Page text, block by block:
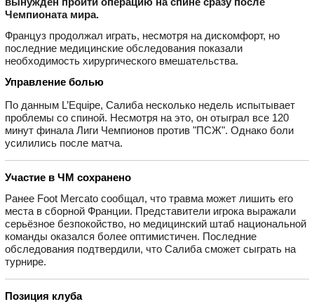
Чемпионата мира.
Француз продолжал играть, несмотря на дискомфорт, но
последние медицинские обследования показали
необходимость хирургического вмешательства.
Управление болью
По данным L’Equipe, Салиба несколько недель испытывает
проблемы со спиной. Несмотря на это, он отыграл все 120
минут финала Лиги Чемпионов против "ПСЖ". Однако боли
усилились после матча.
Участие в ЧМ сохранено
Ранее Foot Mercato сообщал, что травма может лишить его
места в сборной Франции. Представители игрока выражали
серьёзное безпокойство, но медицинский штаб национальной
команды оказался более оптимистичен. Последние
обследования подтвердили, что Салиба сможет сыграть на
турнире.
Позиция клуба